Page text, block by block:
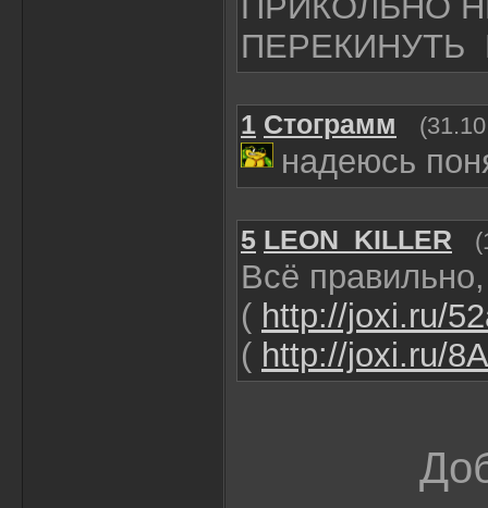
ПЕРЕКИНУТЬ
1 Стограмм
надеюсь
5 LEON_KILLER
Всё
( http://joxi.ru/
( http://joxi.ru/